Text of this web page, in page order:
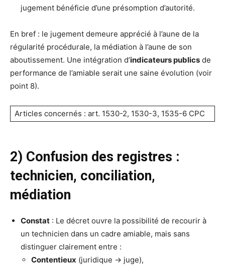
jugement bénéficie d’une présomption d’autorité.
En bref : le jugement demeure apprécié à l’aune de la
régularité procédurale, la médiation à l’aune de son
aboutissement. Une intégration d’indicateurs publics de
performance de l’amiable serait une saine évolution (voir
point 8).
Articles concernés : art. 1530-2, 1530-3, 1535-6 CPC
2) Confusion des registres :
technicien, conciliation,
médiation
Constat : Le décret ouvre la possibilité de recourir à
un technicien dans un cadre amiable, mais sans
distinguer clairement entre :
Contentieux (juridique → juge),